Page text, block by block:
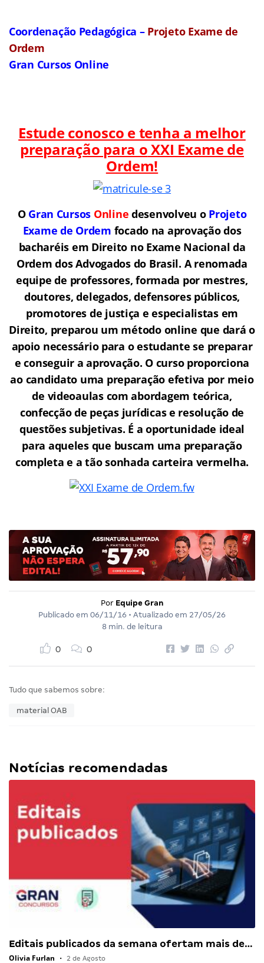
Coordenação Pedagógica – Projeto Exame de
Ordem
Gran Cursos Online
Estude conosco e tenha a melhor
preparação para oXXI Exame de
Ordem!
O Gran Cursos Online desenvolveu o Projeto
Exame de Ordem focado na aprovação dos
bacharéis em Direito no Exame Nacional da
Ordem dos Advogados do Brasil. A renomada
equipe de professores, formada por mestres,
doutores, delegados, defensores públicos,
promotores de justiça e especialistas em
Direito, preparou um método online que dará o
apoio necessário para o estudante se preparar
e conseguir a aprovação. O curso proporciona
ao candidato uma preparação efetiva por meio
de videoaulas com abordagem teórica,
confecção de peças jurídicas e resolução de
questões subjetivas. É a oportunidade ideal
para aqueles que buscam uma preparação
completa e a tão sonhada carteira vermelha.
Por Equipe Gran
Publicado em 06/11/16 • Atualizado em 27/05/26
8 min. de leitura
0 0
Tudo que sabemos sobre:
material OAB
Notícias recomendadas
Editais publicados da semana ofertam mais de…
Olivia Furlan • 2 de Agosto